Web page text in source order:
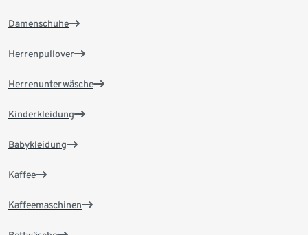
Damenschuhe
Herrenpullover
Herrenunterwäsche
Kinderkleidung
Babykleidung
Kaffee
Kaffeemaschinen